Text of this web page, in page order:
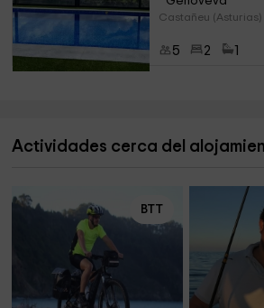
Castañeu (Asturias)
5 2
Actividades cerca del
BTT